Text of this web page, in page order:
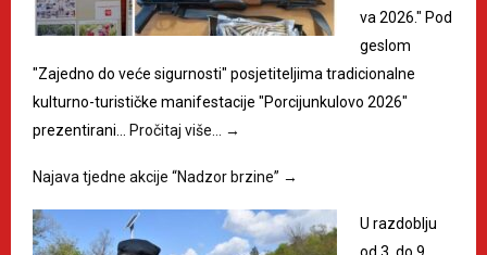
va 2026." Pod
geslom
"Zajedno do veće sigurnosti" posjetiteljima tradicionalne
kulturno-turističke manifestacije "Porcijunkulovo 2026"
prezentirani… Pročitaj više… →
Najava tjedne akcije “Nadzor brzine” →
U razdoblju